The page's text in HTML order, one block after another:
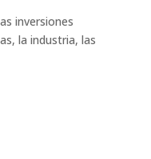
inversiones
la industria, las